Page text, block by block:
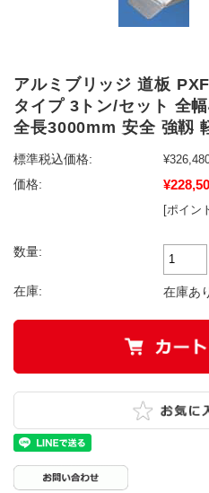
アルミブリッジ 道板
タイプ 3トン/セット 全
全長3000mm 安全 強靱
標準税込価格:
価格:
[ポイン
数量:
在庫: 在庫あ